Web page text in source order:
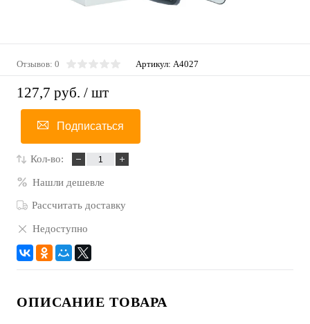
Отзывов: 0 Артикул: A4027
127,7 руб. / шт
Подписаться
Кол-во:
Нашли дешевле
Рассчитать доставку
Недоступно
ОПИСАНИЕ ТОВАРА